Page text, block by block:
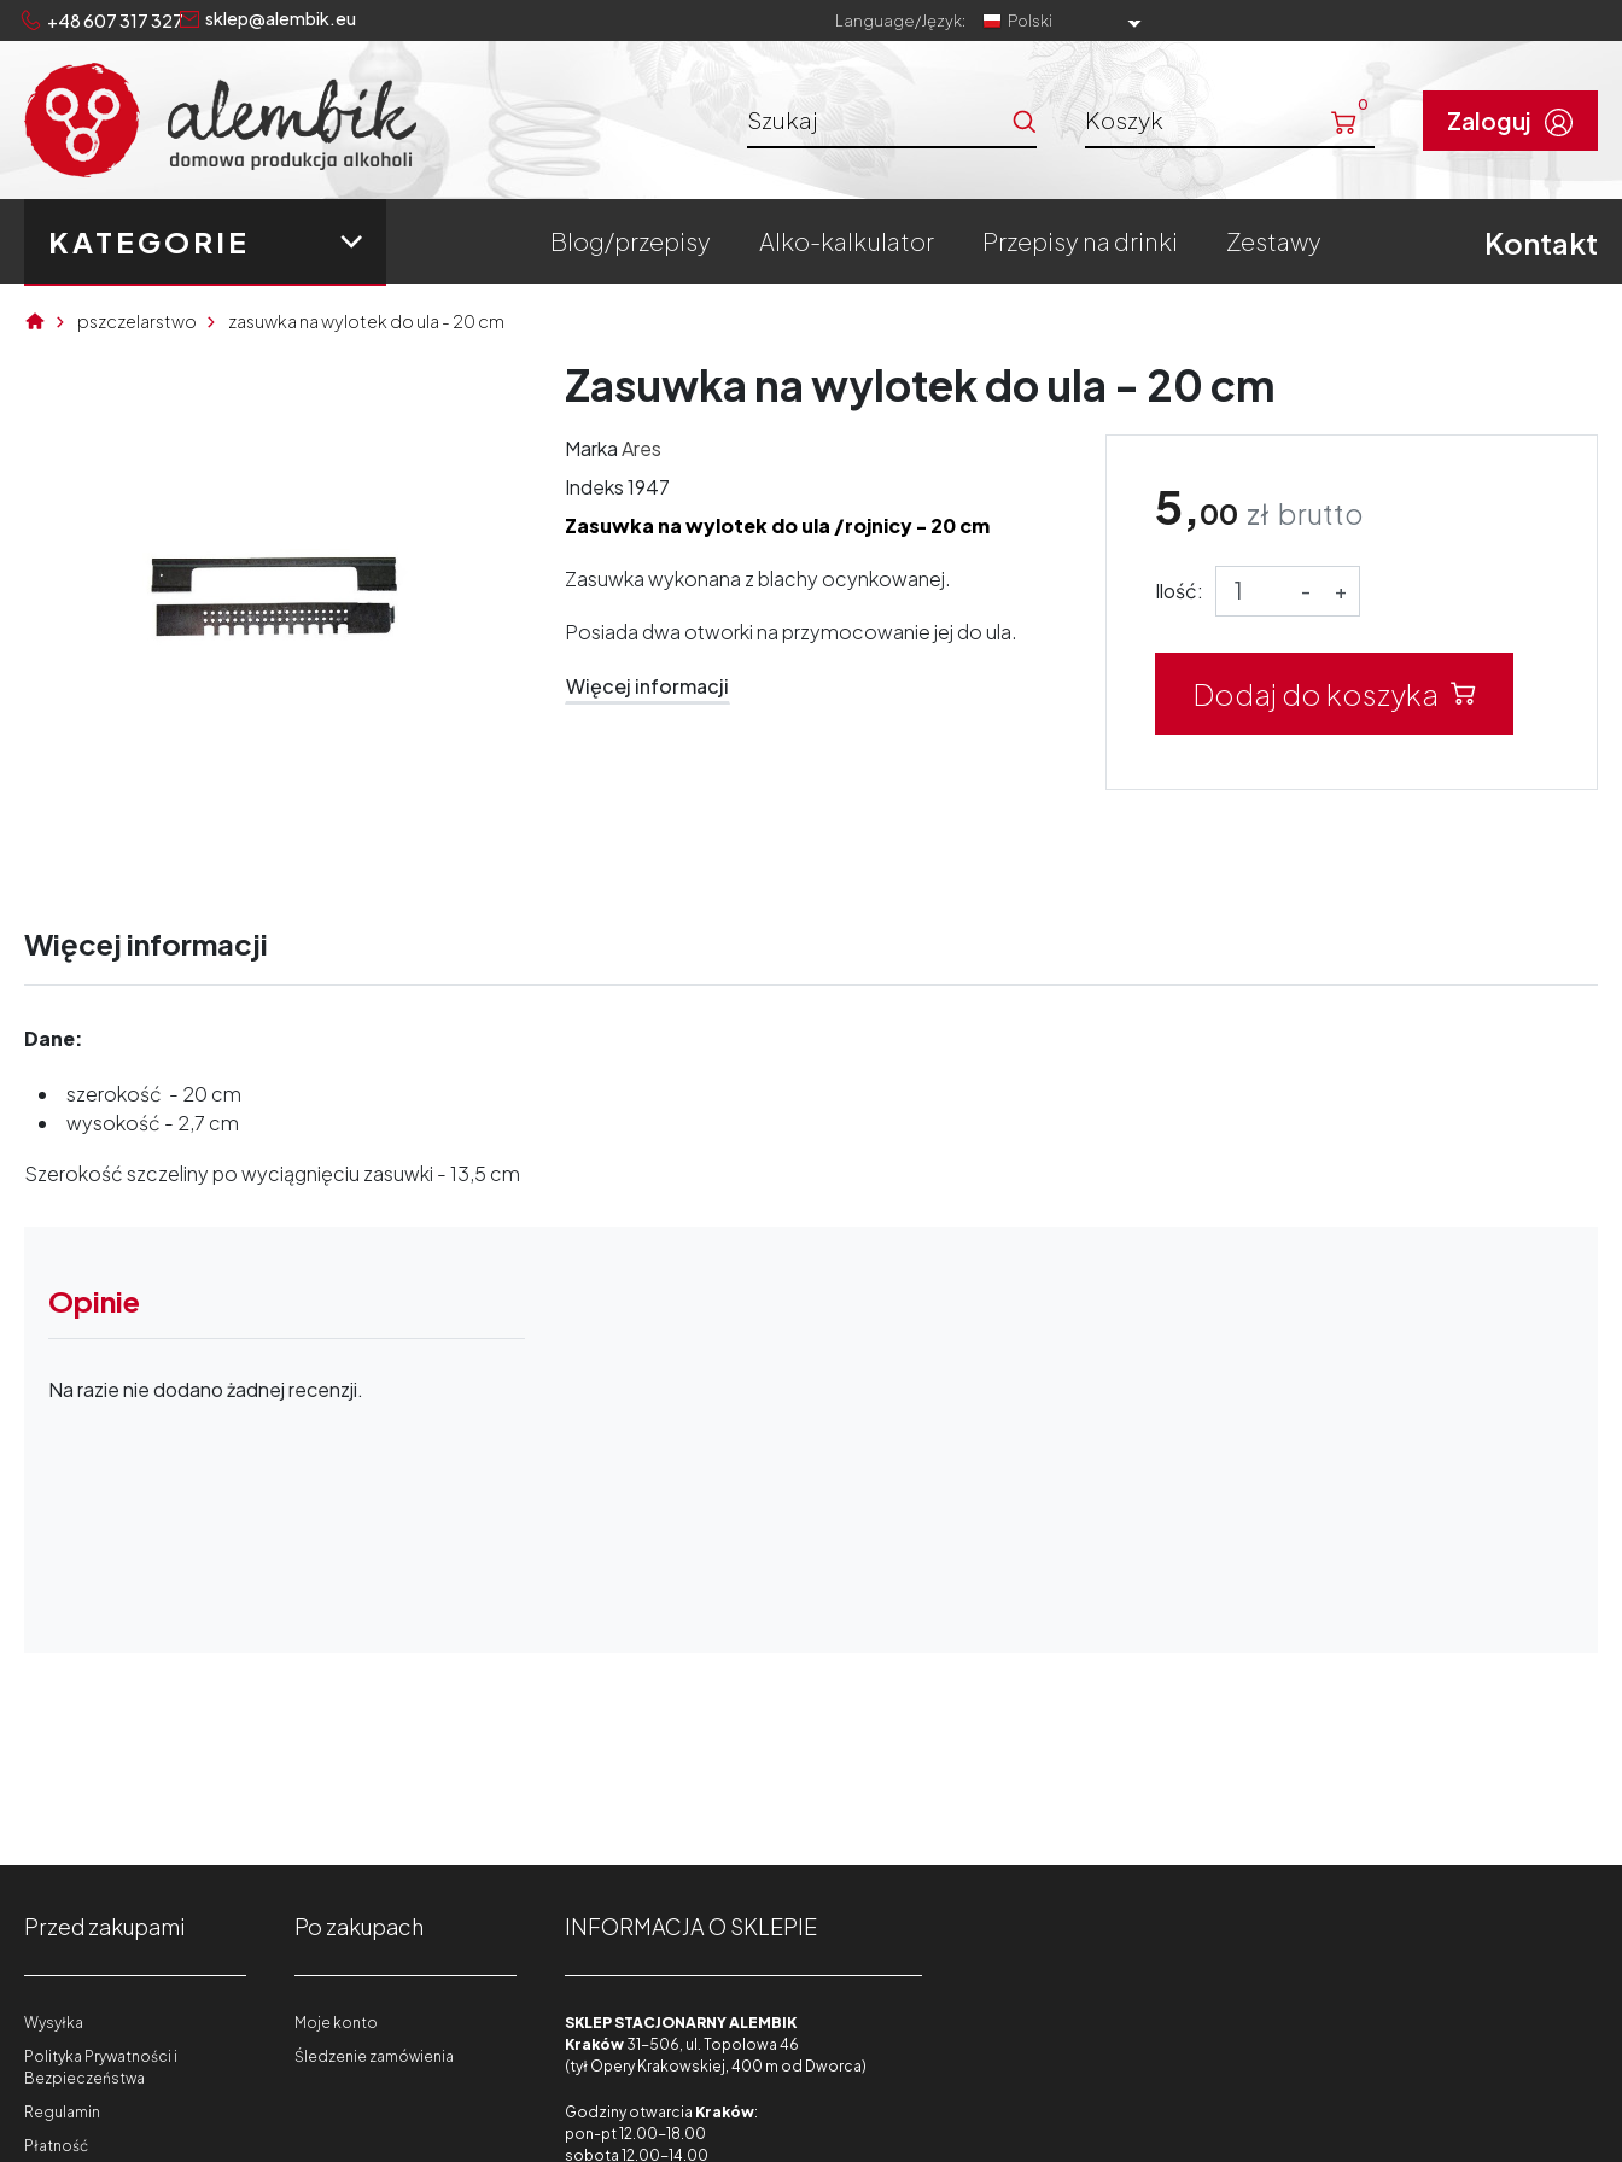
+48 607 317 327 sklep@alembik.eu Language/Język: Polski
Koszyk 0
Zaloguj
KATEGORIE blog/przepisy alko-kalkulator przepisy na drinki zestawy Kontakt
pszczelarstwo zasuwka na wylotek do ula - 20 cm
Zasuwka na wylotek do ula - 20 cm
MarkaAres
Indeks1947
Zasuwka na wylotek do ula /rojnicy - 20 cm
Zasuwka wykonana z blachy ocynkowanej.
Posiada dwa otworki na przymocowanie jej do ula.
Więcej informacji
5,00 zł brutto
Ilość: - +
Dodaj do koszyka
Więcej informacji
Dane:
szerokość - 20 cm
wysokość - 2,7 cm
Szerokość szczeliny po wyciągnięciu zasuwki - 13,5 cm
Opinie
Na razie nie dodano żadnej recenzji.
Przed zakupami
Wysyłka
Polityka Prywatności i
Bezpieczeństwa
Regulamin
Płatność
Po zakupach
Moje konto
Śledzenie zamówienia
INFORMACJA O SKLEPIE
SKLEP STACJONARNY ALEMBIK
Kraków 31-506, ul. Topolowa 46
(tył Opery Krakowskiej, 400 m od Dworca)
Godziny otwarcia Kraków:
pon-pt 12.00-18.00
sobota 12.00-14.00